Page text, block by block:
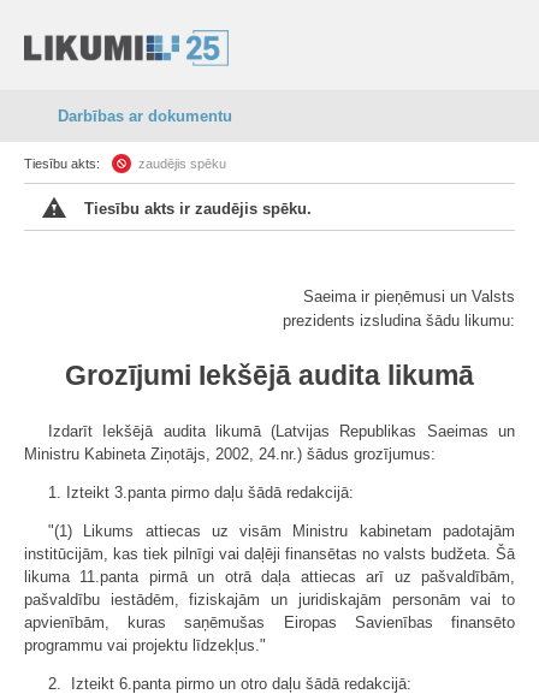
Darbības ar dokumentu
Tiesību akts: zaudējis spēku
Tiesību akts ir zaudējis spēku.
Saeima ir pieņēmusi un Valsts
prezidents izsludina šādu likumu:
Grozījumi Iekšējā audita likumā
Izdarīt Iekšējā audita likumā (Latvijas Republikas Saeimas un
Ministru Kabineta Ziņotājs, 2002, 24.nr.) šādus grozījumus:
1. Izteikt 3.panta pirmo daļu šādā redakcijā:
"(1) Likums attiecas uz visām Ministru kabinetam padotajām
institūcijām, kas tiek pilnīgi vai daļēji finansētas no valsts budžeta. Šā
likuma 11.panta pirmā un otrā daļa attiecas arī uz pašvaldībām,
pašvaldību iestādēm, fiziskajām un juridiskajām personām vai to
apvienībām, kuras saņēmušas Eiropas Savienības finansēto
programmu vai projektu līdzekļus."
2. Izteikt 6.panta pirmo un otro daļu šādā redakcijā: